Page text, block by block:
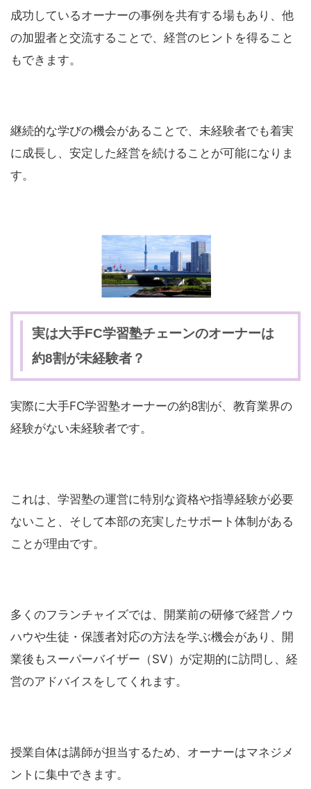
成功しているオーナーの事例を共有する場もあり、他
の加盟者と交流することで、経営のヒントを得ること
もできます。
継続的な学びの機会があることで、未経験者でも着実
に成長し、安定した経営を続けることが可能になりま
す。
実は大手FC学習塾チェーンのオーナーは
約8割が未経験者？
実際に大手FC学習塾オーナーの約8割が、教育業界の
経験がない未経験者です。
これは、学習塾の運営に特別な資格や指導経験が必要
ないこと、そして本部の充実したサポート体制がある
ことが理由です。
多くのフランチャイズでは、開業前の研修で経営ノウ
ハウや生徒・保護者対応の方法を学ぶ機会があり、開
業後もスーパーバイザー（SV）が定期的に訪問し、経
営のアドバイスをしてくれます。
授業自体は講師が担当するため、オーナーはマネジメ
ントに集中できます。